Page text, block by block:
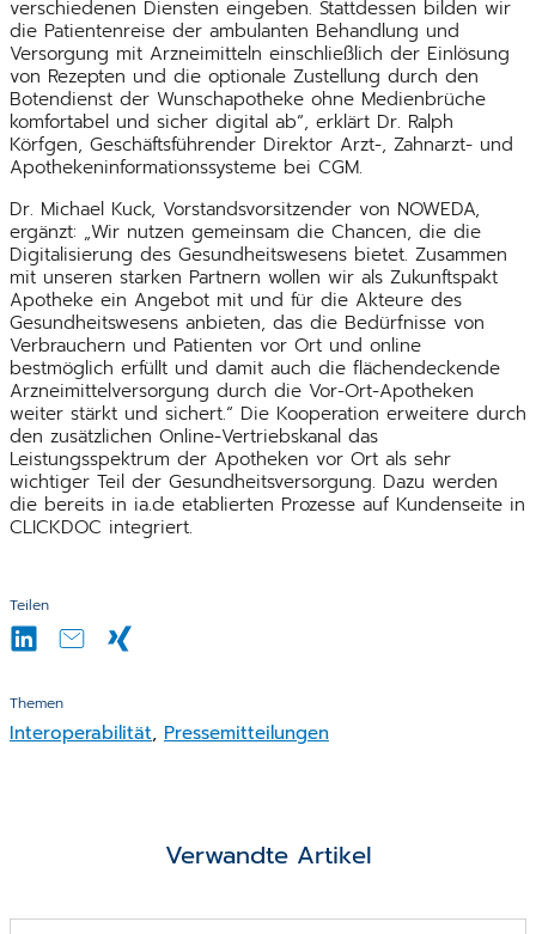
Teilen
Themen
Interoperabilität, Pressemitteilungen
verschiedenen Diensten eingeben. Stattdessen bilden wir
die Patientenreise der ambulanten Behandlung und
Versorgung mit Arzneimitteln einschließlich der Einlösung
von Rezepten und die optionale Zustellung durch den
Botendienst der Wunschapotheke ohne Medienbrüche
komfortabel und sicher digital ab“, erklärt Dr. Ralph
Körfgen, Geschäftsführender Direktor Arzt-, Zahnarzt- und
Apothekeninformationssysteme bei CGM.
Dr. Michael Kuck, Vorstandsvorsitzender von NOWEDA,
ergänzt: „Wir nutzen gemeinsam die Chancen, die die
Digitalisierung des Gesundheitswesens bietet. Zusammen
mit unseren starken Partnern wollen wir als Zukunftspakt
Apotheke ein Angebot mit und für die Akteure des
Gesundheitswesens anbieten, das die Bedürfnisse von
Verbrauchern und Patienten vor Ort und online
bestmöglich erfüllt und damit auch die flächendeckende
Arzneimittelversorgung durch die Vor-Ort-Apotheken
weiter stärkt und sichert.“ Die Kooperation erweitere durch
den zusätzlichen Online-Vertriebskanal das
Leistungsspektrum der Apotheken vor Ort als sehr
wichtiger Teil der Gesundheitsversorgung. Dazu werden
die bereits in ia.de etablierten Prozesse auf Kundenseite in
CLICKDOC integriert.
Verwandte Artikel